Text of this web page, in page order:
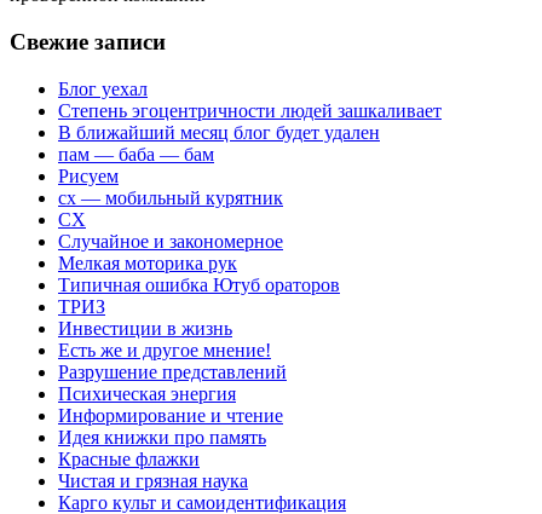
Свежие записи
Блог уехал
Степень эгоцентричности людей зашкаливает
В ближайший месяц блог будет удален
пам — баба — бам
Рисуем
сх — мобильный курятник
СХ
Случайное и закономерное
Мелкая моторика рук
Типичная ошибка Ютуб ораторов
ТРИЗ
Инвестиции в жизнь
Есть же и другое мнение!
Разрушение представлений
Психическая энергия
Информирование и чтение
Идея книжки про память
Красные флажки
Чистая и грязная наука
Карго культ и самоидентификация